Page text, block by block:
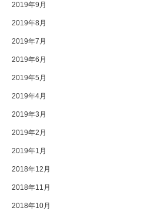
2019年9月
2019年8月
2019年7月
2019年6月
2019年5月
2019年4月
2019年3月
2019年2月
2019年1月
2018年12月
2018年11月
2018年10月